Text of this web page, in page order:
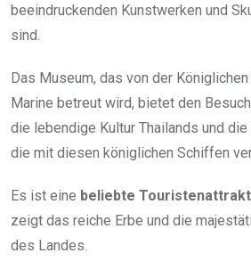
beeindruckenden Kunstwerken und
sind.
Das Museum, das von der
Marine betreut wird, bietet den
die lebendige Kultur Thailands und
die mit diesen königlichen Schiffen
Es ist eine beliebte
zeigt das reiche Erbe und die
des Landes.